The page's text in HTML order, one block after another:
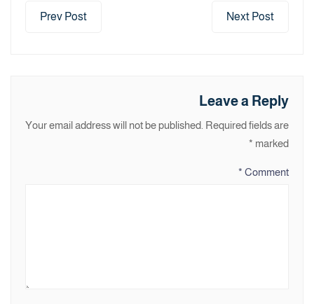
Prev Post Next Post
Leave a Reply
Your email address will not be published. Required fields are
marked
*
Comment
*